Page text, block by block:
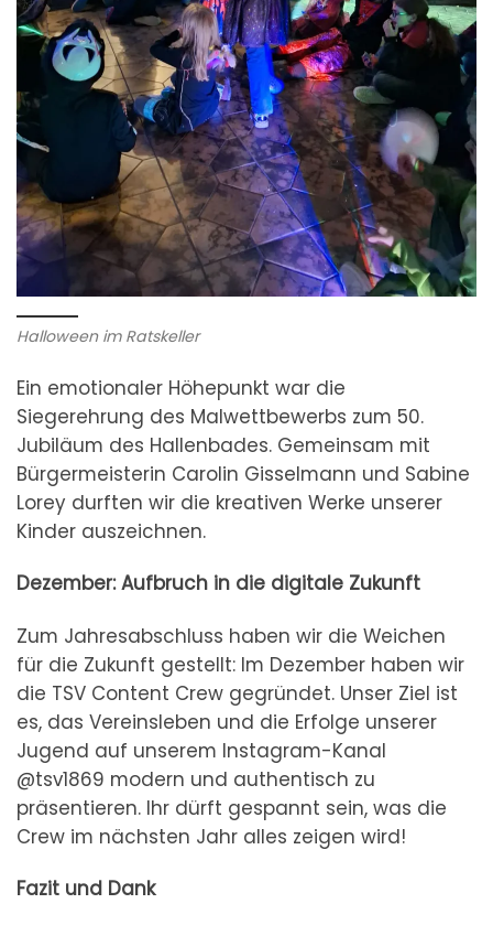
Halloween im Ratskeller
Ein emotionaler Höhepunkt war die
Siegerehrung des Malwettbewerbs zum 50.
Jubiläum des Hallenbades. Gemeinsam mit
Bürgermeisterin Carolin Gisselmann und Sabine
Lorey durften wir die kreativen Werke unserer
Kinder auszeichnen.
Dezember: Aufbruch in die digitale Zukunft
Zum Jahresabschluss haben wir die Weichen
für die Zukunft gestellt: Im Dezember haben wir
die TSV Content Crew gegründet. Unser Ziel ist
es, das Vereinsleben und die Erfolge unserer
Jugend auf unserem Instagram-Kanal
@tsv1869 modern und authentisch zu
präsentieren. Ihr dürft gespannt sein, was die
Crew im nächsten Jahr alles zeigen wird!
Fazit und Dank